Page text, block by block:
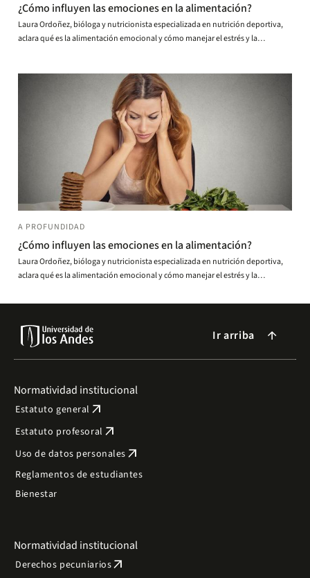
¿Cómo influyen las emociones en la alimentación?
Laura Ordoñez, bióloga y nutricionista especializada en nutrición deportiva,
aclara qué es la alimentación emocional y cómo manejar el estrés y la
A PROFUNDIDAD
¿Cómo influyen las emociones en la alimentación?
Laura Ordoñez, bióloga y nutricionista especializada en nutrición deportiva,
aclara qué es la alimentación emocional y cómo manejar el estrés y la
Ir arriba arrow_forward
Normatividad institucional
Estatuto general arrow_outward
Estatuto profesoral arrow_outward
Uso de datos personales arrow_outward
Reglamentos de estudiantes
Bienestar
Normatividad institucional
Derechos pecuniariosarrow_outward